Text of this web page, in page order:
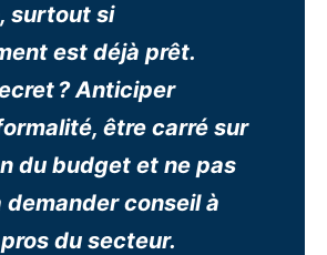
surtout si
est déjà prêt.
? Anticiper
être carré sur
du budget et ne pas
demander conseil à
du secteur.